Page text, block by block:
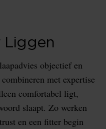
Liggen
objectief en
met expertise
comfortabel ligt,
slaapt. Zo werken
en een fitter begin